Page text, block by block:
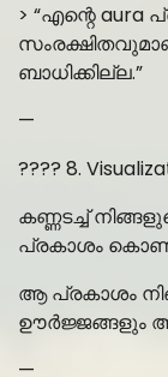
> “എന്റെ
ബാധിക്കില്ല.”
—
???? 8.
കണ്ണടച്ച്
പ്രകാശം കൊണ്ട്
ആ പ്രകാശം
ഊർജ്ജങ്ങളും
—